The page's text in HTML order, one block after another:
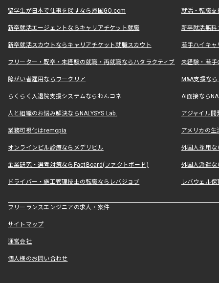
留学生が日本で仕事を探すなら帰国GO.com 就活・転職
新卒就活エージェントならキャリアチケット就職 新卒就活無料
新卒就活スカウトならキャリアチケット就職スカウト 若手ハイキ
フリーター・既卒・未経験の就職・再就職ならハタラクティブ 未経験・若手
障がい者雇用ならワークリア M&A支援な
らくらく入退院支援システムならわんコネ AI面接なら
人と組織のお悩み解決ならNALYSYS Lab. アジャイル
業務可視化はremopia アメリカの
オンラインピル診療ならメデリピル 外国人採用
企業研究・選考対策ならFactBoard(ファクトボード) 外国人派遣な
ドライバー・施工管理技士の転職ならレバジョブ レバウェル
フリーランスエンジニアの求人・案件
サイトマップ
運営会社
個人様のお問い合わせ